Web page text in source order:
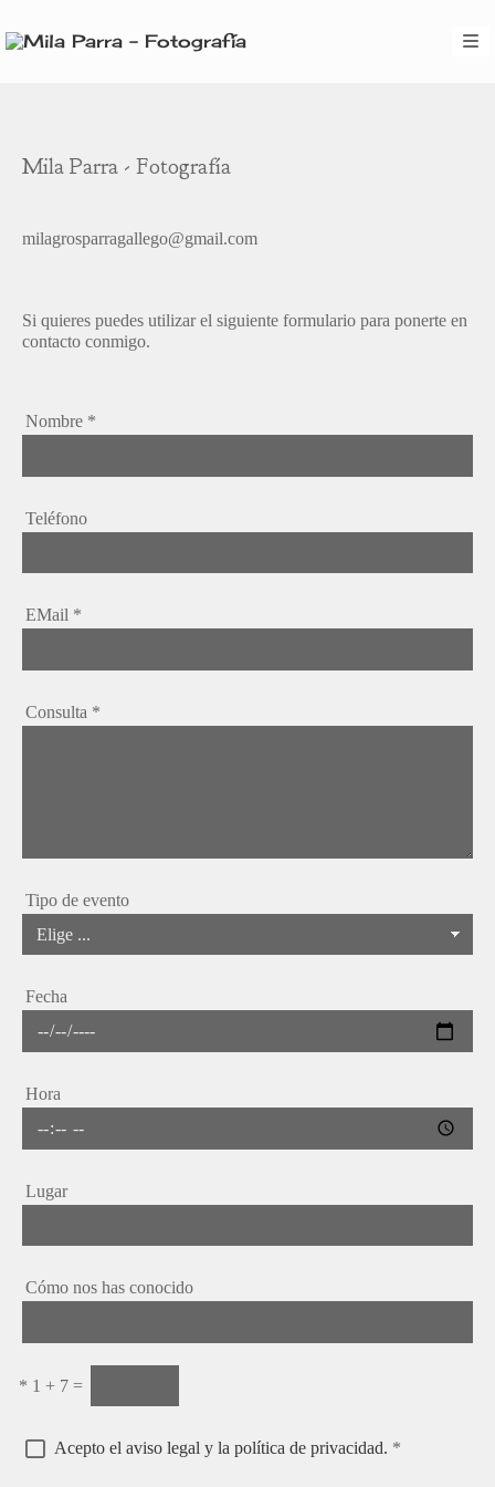
Si quieres puedes utilizar el siguiente formulario para ponerte en
contacto conmigo.
Mila Parra - Fotografía
milagrosparragallego@gmail.com
Nombre *
Teléfono
EMail *
Consulta *
Tipo de evento
Fecha
Hora
Lugar
Cómo nos has conocido
* 1 + 7 =
Acepto el aviso legal y la política de privacidad. *